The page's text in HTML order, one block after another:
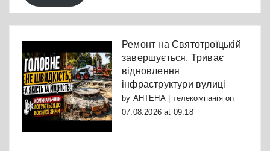
Ремонт на Святотроїцькій
завершується. Триває
відновлення
інфраструктури вулиці
by АНТЕНА | телекомпаніяon
07.08.2026 at 09:18